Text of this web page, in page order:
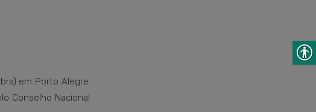
em Porto Alegre.
Conselho Nacional